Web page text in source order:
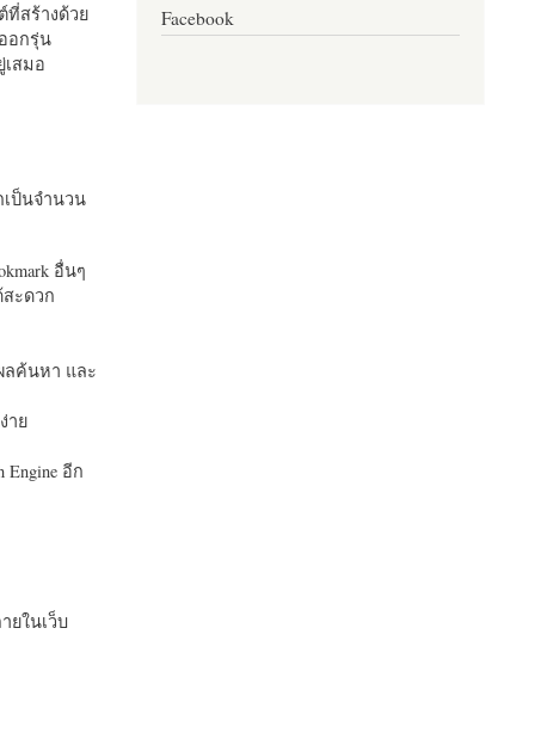
ที่สร้างด้วย
อกรุ่น
สมอ
ป็นจำนวน
อื่นๆ
สะดวก
ลค้นหา และ
าย
อีก
ยในเว็บ
Facebook